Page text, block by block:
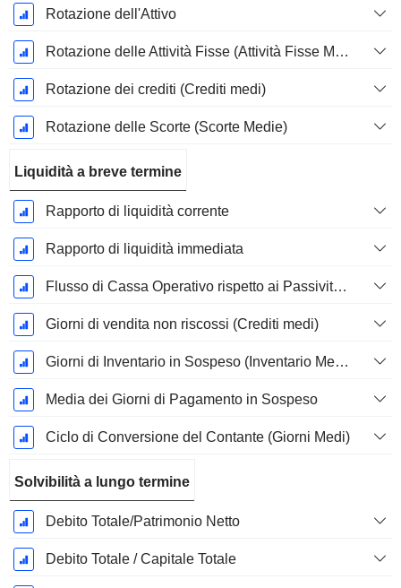
Rotazione dell'Attivo
Rotazione delle Attività Fisse (Attività Fisse Medie)
Rotazione dei crediti (Crediti medi)
Rotazione delle Scorte (Scorte Medie)
Liquidità a breve termine
Rapporto di liquidità corrente
Rapporto di liquidità immediata
Flusso di Cassa Operativo rispetto ai Passività Correnti
Giorni di vendita non riscossi (Crediti medi)
Giorni di Inventario in Sospeso (Inventario Medio)
Media dei Giorni di Pagamento in Sospeso
Ciclo di Conversione del Contante (Giorni Medi)
Solvibilità a lungo termine
Debito Totale/Patrimonio Netto
Debito Totale / Capitale Totale